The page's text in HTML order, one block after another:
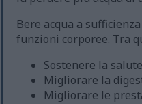
Bere acqua a
funzioni corporee. Tra
Sostenere la
Migliorare la
Migliorare le